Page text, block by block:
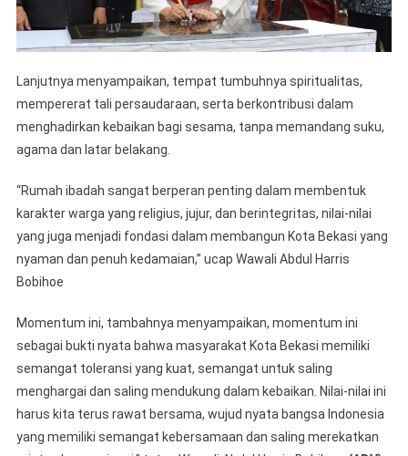
Lanjutnya menyampaikan, tempat tumbuhnya spiritualitas,
mempererat tali persaudaraan, serta berkontribusi dalam
menghadirkan kebaikan bagi sesama, tanpa memandang suku,
agama dan latar belakang.
“Rumah ibadah sangat berperan penting dalam membentuk
karakter warga yang religius, jujur, dan berintegritas, nilai-nilai
yang juga menjadi fondasi dalam membangun Kota Bekasi yang
nyaman dan penuh kedamaian,” ucap Wawali Abdul Harris
Bobihoe
Momentum ini, tambahnya menyampaikan, momentum ini
sebagai bukti nyata bahwa masyarakat Kota Bekasi memiliki
semangat toleransi yang kuat, semangat untuk saling
menghargai dan saling mendukung dalam kebaikan. Nilai-nilai ini
harus kita terus rawat bersama, wujud nyata bangsa Indonesia
yang memiliki semangat kebersamaan dan saling merekatkan